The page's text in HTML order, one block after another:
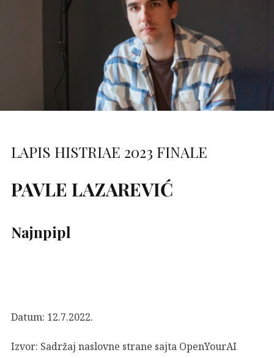
LAPIS HISTRIAE 2023 FINALE
PAVLE LAZAREVIĆ
Najnpipl
Datum: 12.7.2022.
Izvor: Sadržaj naslovne strane sajta OpenYourAI